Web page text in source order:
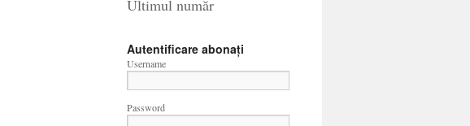
Ultimul număr
Autentificare abonați
Username
Password